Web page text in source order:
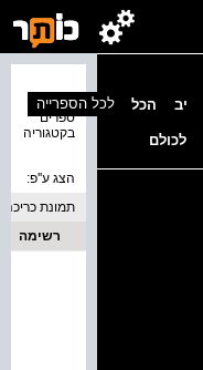
יב הכל
לכולם
ספרים
בקטגוריה
לכל הספרייה
הצג ע''פ:
תמונת כריכה
רשימה